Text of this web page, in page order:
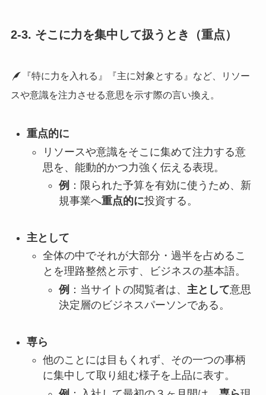
2-3. そこに力を集中して扱うとき（重点）
『特に力を入れる』『主に対象とする』など、リソー
スや意識を注力させる意思を示す際の言い換え。
重点的に
リソースや意識をそこに集めて注力する意
思を、能動的かつ力強く伝える表現。
例 ：限られた予算を有効に使うため、新
規事業へ重点的に投資する。
主として
全体の中でそれが大部分・過半を占めるこ
とを理路整然と示す、ビジネスの基本語。
例 ：当サイトの閲覧者は、 主として意思
決定層のビジネスパーソンである。
専ら
他のことには目もくれず、その一つの事柄
に集中して取り組む様子を上品に表す。